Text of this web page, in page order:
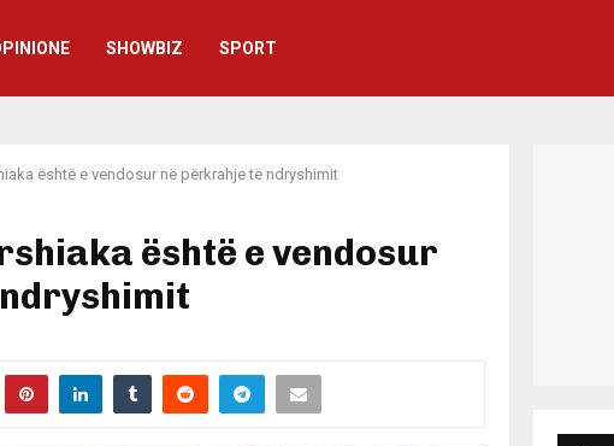
SHOWBIZ SPORT
është e vendosur në përkrahje të ndryshimit
është e vendosur